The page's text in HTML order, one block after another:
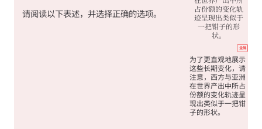
全屏
为了更直观地展示
这些长期变化，请
注意，西方与亚洲
在世界产出中所占
份额的变化轨迹呈
现出类似于一把钳
子的形状。
请阅读以下表述，并选择正确的选项。